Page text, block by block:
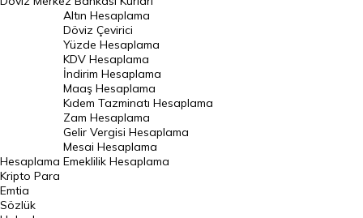
İsveç Kronu Kuru
Japon Yeni Kuru
Serbest Piyasa Döviz Kurları
Merkez Bankası Döviz Kurları
Altın Fiyatları
Gram Altın Fiyatı
Hesaplama
Altın Hesaplama
Döviz Çevirici
Yüzde Hesaplama
KDV Hesaplama
İndirim Hesaplama
Maaş Hesaplama
Kıdem Tazminatı Hesaplama
Zam Hesaplama
Gelir Vergisi Hesaplama
Mesai Hesaplama
Emeklilik Hesaplama
Kripto Para
Emtia
Sözlük